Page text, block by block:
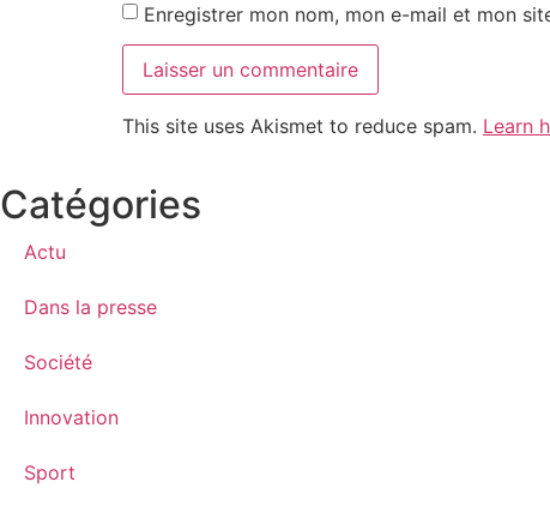
Enregistrer mon nom, mon e-mail et mon
This site uses Akismet to reduce spam. Learn
Catégories
Actu
Dans la presse
Société
Innovation
Sport